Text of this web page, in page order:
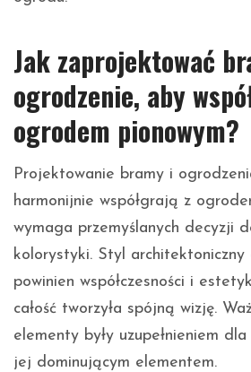
Jak zaprojektować
ogrodzenie, aby
ogrodem pionowym?
Projektowanie bramy i
harmonijnie współgrają z
wymaga przemyślanych decyzji
kolorystyki. Styl architektoniczny
powinien współczesności i
całość tworzyła spójną wizję.
elementy były uzupełnieniem
jej dominującym elementem.